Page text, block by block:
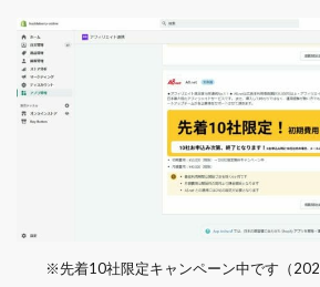
※先着10社限定キャンペーン中です（